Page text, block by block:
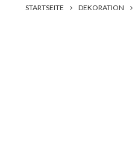
STARTSEITE DEKORATION